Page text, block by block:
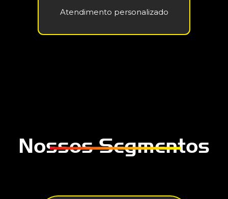
Atendimento personalizado
Nossos Segmentos